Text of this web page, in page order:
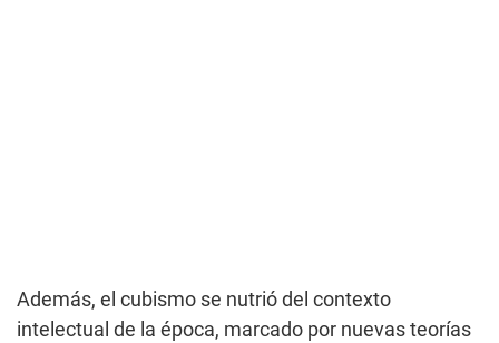
Además, el cubismo se nutrió del contexto
intelectual de la época, marcado por nuevas teorías